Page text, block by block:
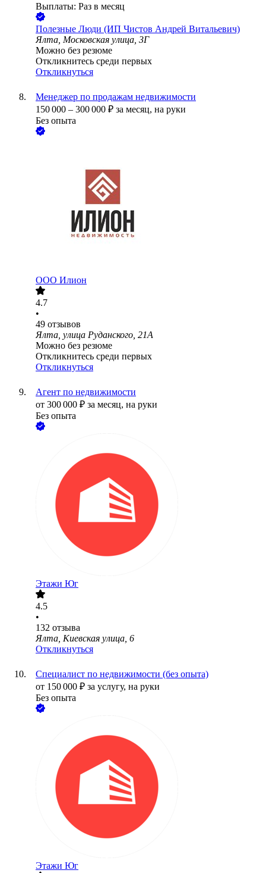
Выплаты: Раз в месяц
Полезные Люди (ИП Чистов Андрей Витальевич)
Ялта, Московская улица, 3Г
Можно без резюме
Откликнитесь среди первых
Откликнуться
Менеджер по продажам недвижимости
150 000 – 300 000 ₽ за месяц, на руки
Без опыта
ООО Илион
4.7
•
49 отзывов
Ялта, улица Руданского, 21А
Можно без резюме
Откликнитесь среди первых
Откликнуться
Агент по недвижимости
от 300 000 ₽ за месяц, на руки
Без опыта
Этажи Юг
4.5
•
132 отзыва
Ялта, Киевская улица, 6
Откликнуться
Специалист по недвижимости (без опыта)
от 150 000 ₽ за услугу, на руки
Без опыта
Этажи Юг